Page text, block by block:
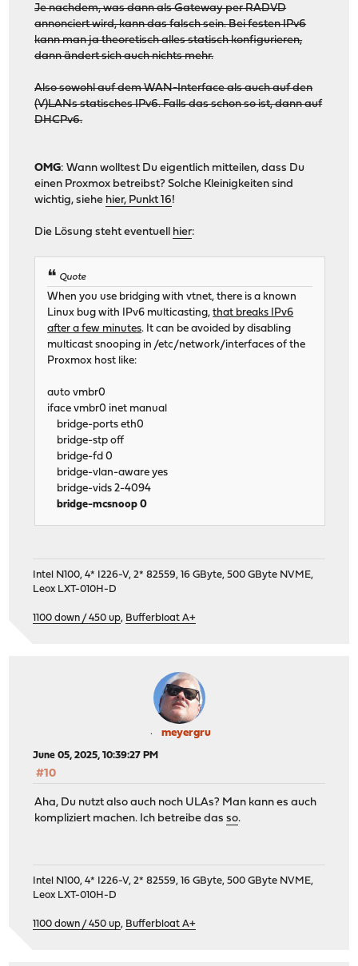
Je nachdem, was dann als Gateway per RADVD
annonciert wird, kann das falsch sein. Bei festen IPv6
kann man ja theoretisch alles statisch konfigurieren,
dann ändert sich auch nichts mehr.
Also sowohl auf dem WAN-Interface als auch auf den
(V)LANs statisches IPv6. Falls das schon so ist, dann auf
DHCPv6.
OMG: Wann wolltest Du eigentlich mitteilen, dass Du
einen Proxmox betreibst? Solche Kleinigkeiten sind
wichtig, siehe hier, Punkt 16!
Die Lösung steht eventuell hier:
Quote
When you use bridging with vtnet, there is a known
Linux bug with IPv6 multicasting,that breaks IPv6
after a few minutes. It can be avoided by disabling
multicast snooping in /etc/network/interfaces of the
Proxmox host like:
auto vmbr0
iface vmbr0 inet manual
bridge-ports eth0
bridge-stp off
bridge-fd 0
bridge-vlan-aware yes
bridge-vids 2-4094
bridge-mcsnoop 0
Intel N100, 4* I226-V, 2* 82559, 16 GByte, 500 GByte NVME,
Leox LXT-010H-D
1100 down / 450 up, Bufferbloat A+
meyergru
June 05, 2025, 10:39:27 PM
#10
Aha, Du nutzt also auch noch ULAs? Man kann es auch
kompliziert machen. Ich betreibe dasso.
Intel N100, 4* I226-V, 2* 82559, 16 GByte, 500 GByte NVME,
Leox LXT-010H-D
1100 down / 450 up, Bufferbloat A+